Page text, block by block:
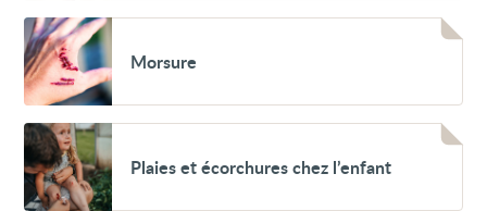
en
voyage
Voir
Morsure
Morsure
Voir
Plaies
et
écorchures
chez
Plaies et écorchures chez l’enfant